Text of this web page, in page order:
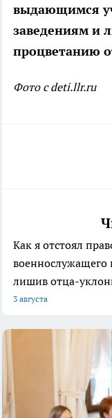
выдающимся
заведениям и
процветанию
Фото с deti.llr.ru
Как я отстоял
лишив отца-
3 августа